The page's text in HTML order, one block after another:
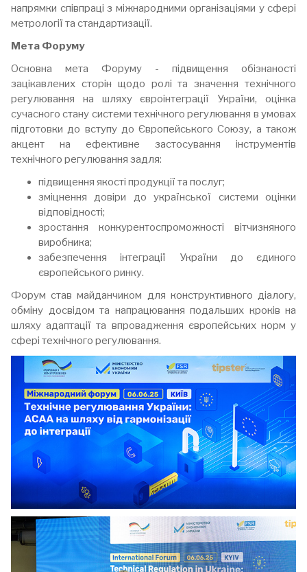
напрямки співпраці з міжнародними організаціями у сфері
метрології та стандартизації.
Мета Форуму
Основна мета Форуму - підвищення обізнаності
зацікавлених сторін щодо ролі та значення технічного
регулювання на шляху євроінтеграції України, оцінка
сучасного стану системи технічного регулювання в умовах
підготовки до вступу до Європейського Союзу, а також
акцент на ефективне застосування інструментів
технічного регулювання задля:
підвищення якості продукції та послуг;
зміцнення довіри до української системи оцінки
відповідності;
зростання конкурентоспроможності вітчизняного
виробника;
забезпечення інтеграції України до єдиного
європейського ринку.
Форум став майданчиком для конструктивного діалогу,
обміну досвідом та напрацювання подальших кроків на
шляху адаптації та впровадження європейських норм у
сфері технічного регулювання.